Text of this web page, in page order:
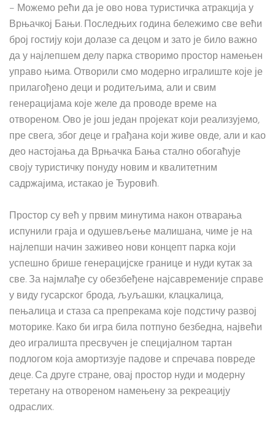
– Можемо рећи да је ово нова туристичка атракција у
Врњачкој Бањи. Последњих година бележимо све већи
број гостију који долазе са децом и зато је било важно
да у најлепшем делу парка створимо простор намењен
управо њима. Отворили смо модерно игралиште које је
прилагођено деци и родитељима, али и свим
генерацијама које желе да проводе време на
отвореном. Ово је још један пројекат који реализујемо,
пре свега, због деце и грађана који живе овде, али и као
део настојања да Врњачка Бања стално обогаћује
своју туристичку понуду новим и квалитетним
садржајима, истакао је Ђуровић.
Простор су већ у првим минутима након отварања
испунили граја и одушевљење малишана, чиме је на
најлепши начин заживео нови концепт парка који
успешно брише генерацијске границе и нуди кутак за
све. За најмлађе су обезбеђене најсавременије справе
у виду гусарског брода, љуљашки, клацкалица,
пењалица и стаза са препрекама које подстичу развој
моторике. Како би игра била потпуно безбедна, највећи
део игралишта пресвучен је специјалном тартан
подлогом која амортизује падове и спречава повреде
деце. Са друге стране, овај простор нуди и модерну
теретану на отвореном намењену за рекреацију
одраслих.